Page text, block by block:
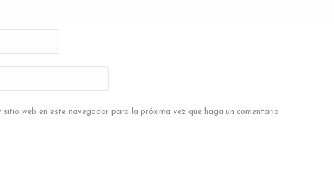
web en este navegador para la próxima vez que haga un comentario.